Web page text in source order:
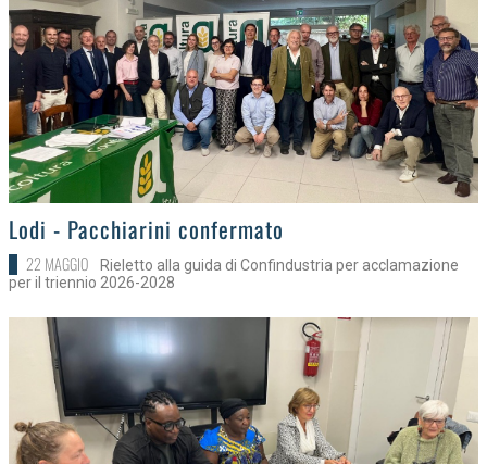
>Lodi - Pacchiarini confermato
22 MAGGIO
Rieletto alla guida di Confindustria per acclamazione
per il triennio 2026-2028